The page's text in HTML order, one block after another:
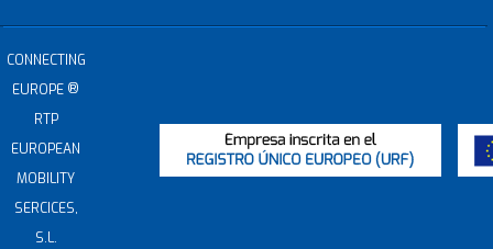
CONNECTING
EUROPE ®
RTP
EUROPEAN
MOBILITY
SERCICES,
S.L.